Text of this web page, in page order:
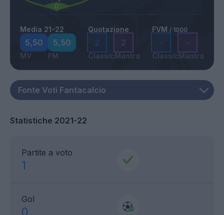
Media 21-22
5,50
MV
5,50
FM
Quotazione
2
Classic
2
Mantra
FVM / 1000
-
Classic
-
Mantra
Statistiche 2021-22
Partite a voto
1
Gol
0